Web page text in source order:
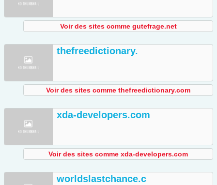
Voir des sites comme gutefrage.net
thefreedictionary.
Voir des sites comme thefreedictionary.com
xda-developers.com
Voir des sites comme xda-developers.com
worldslastchance.c